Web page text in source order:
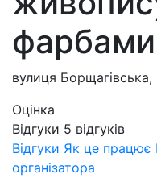
фарбами
вулиця Борщагівська,
Оцінка
Відгуки 5 відгуків
Відгуки Як це працює
організатора